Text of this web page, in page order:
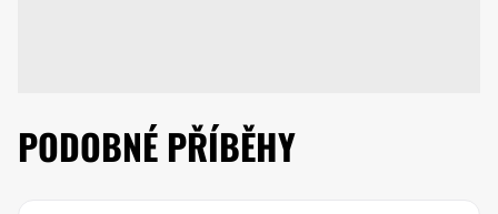
PODOBNÉ PŘÍBĚHY